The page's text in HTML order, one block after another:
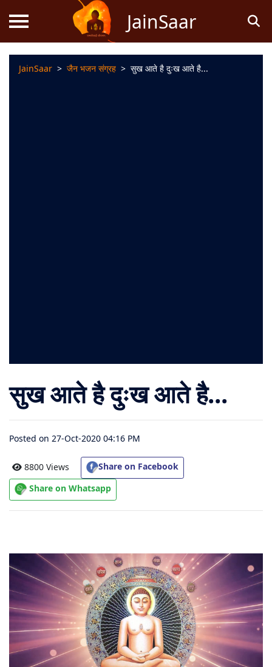
स्तोत्र
भजन
संग्रह
आरती
संग्रह
पाठशाला
About
JainSaar
JainSaar > जैन भजन संग्रह > सुख आते है दुःख आते है...
सुख आते है दुःख आते है...
Posted on 27-Oct-2020 04:16 PM
8800 Views
Share on Facebook
Share on Whatsapp